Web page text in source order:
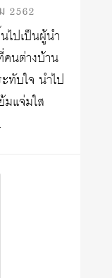
2562
ไปเป็นผู้นำ
นต่างบ้าน
ทับใจ นำไป
แจ่มใส